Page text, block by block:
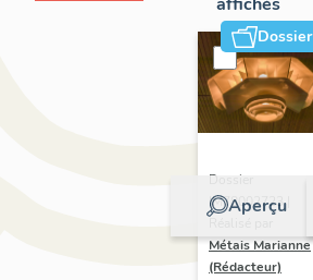
Dossier
Aperçu
Dossier
IM78002723 |
Métais Marianne
(Rédacteur)